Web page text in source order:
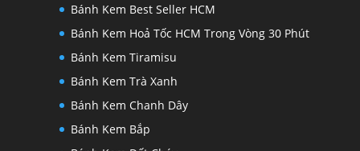
Bánh Kem Best Seller HCM
Bánh Kem Hoả Tốc HCM Trong Vòng 30 Phút
Bánh Kem Tiramisu
Bánh Kem Trà Xanh
Bánh Kem Chanh Dây
Bánh Kem Bắp